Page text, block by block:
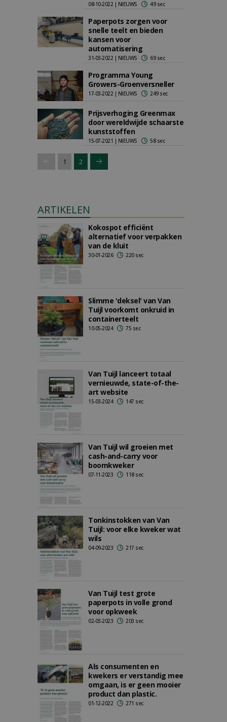
08-10-2022 | NIEUWS 49 sec
Paperpots zorgen voor
snelle teelt en bieden
kansen voor
automatisering
31-03-2022 | NIEUWS 69 sec
Programma Young
Growers-Groenversneller
17-03-2022 | NIEUWS 249 sec
Prijsverhoging Greenmax
door wereldwijde schaarste
kunststoffen
15-07-2021 | NIEUWS 58 sec
1 2
ARTIKELEN
Kokospot efficiënt
alternatief voor verpakken
van de kluit
30-01-2026 220 sec
Slimme 'deksel' van Van
Tuijl voorkomt onkruid in
containerteelt
10-05-2024 75 sec
Van Tuijl lanceert totaal
vernieuwde, state-of-the-
art website
15-03-2024 147 sec
Van Tuijl wil groeien met
cash-and-carry voor
boomkweker
07-11-2023 118 sec
Tonkinstokken van Van
Tuijl: voor elke kweker wat
wils
04-09-2023 217 sec
Van Tuijl test grote
paperpots in volle grond
voor opkweek
02-03-2023 203 sec
Als consumenten en
kwekers er verstandig mee
omgaan, is er geen mooier
product dan plastic.
01-12-2022 271 sec